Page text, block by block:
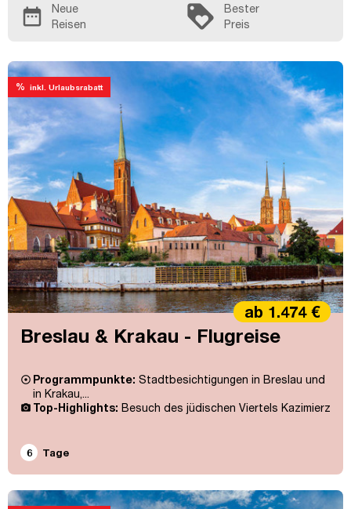
date_range
Neue
Reisen
loyalty
Bester
Preis
% inkl. Urlaubsrabatt
Breslau & Krakau - Flugreise
Programmpunkte: Stadtbesichtigungen in Breslau und
in Krakau,...
Top-Highlights: Besuch des jüdischen Viertels Kazimierz
ab 1.474 €
6 Tage